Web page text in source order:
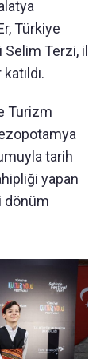
Türkiye
Terzi, il
Turizm
tarih
yapan
dönüm